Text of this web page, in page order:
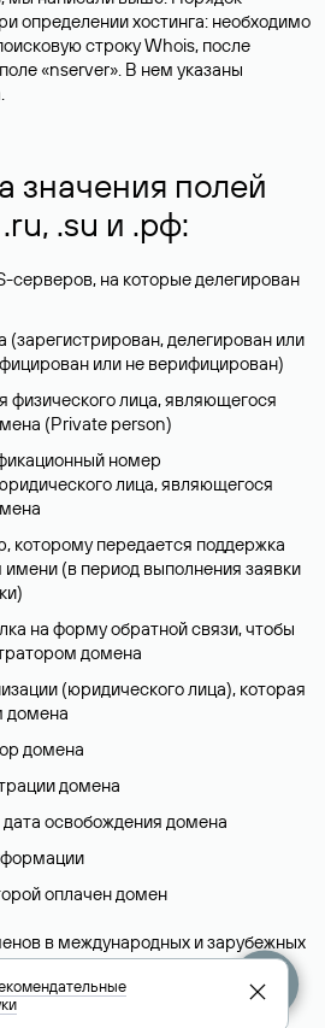
определении хостинга: необходимо
строку Whois, после
«nserver». В нем указаны
значения полей
.su и .рф:
серверов, на которые делегирован
(зарегистрирован, делегирован или
или не верифицирован)
физического лица, являющегося
(Privatе person)
номер
лица, являющегося
которому передается поддержка
(в период выполнения заявки
на форму обратной связи, чтобы
домена
(юридического лица), которая
домена
домена
домена
освобождения домена
оплачен домен
в международных и зарубежных
в разделе «Помощь».
сервиса